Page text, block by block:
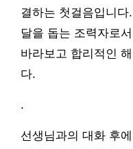
결하는 첫걸음입니
달을 돕는 조력자로
바라보고 합리적인
다.
.
선생님과의 대화 후